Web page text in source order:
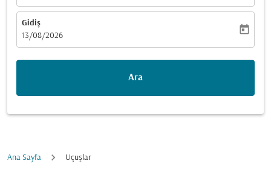
Gidiş
fc-booking-departure-date-aria-label
13/08/2026
today
Ara
Ana Sayfa Uçuşlar